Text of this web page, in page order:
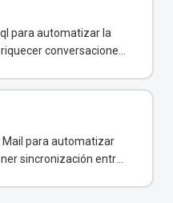
para automatizar la
conversaciones
para automatizar
sincronización entre